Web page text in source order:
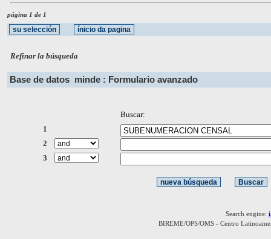
página 1 de 1
Refinar la búsqueda
Base de datos minde : Formulario avanzado
Buscar:
1
2
3
Search engine:
BIREME/OPS/OMS - Centro